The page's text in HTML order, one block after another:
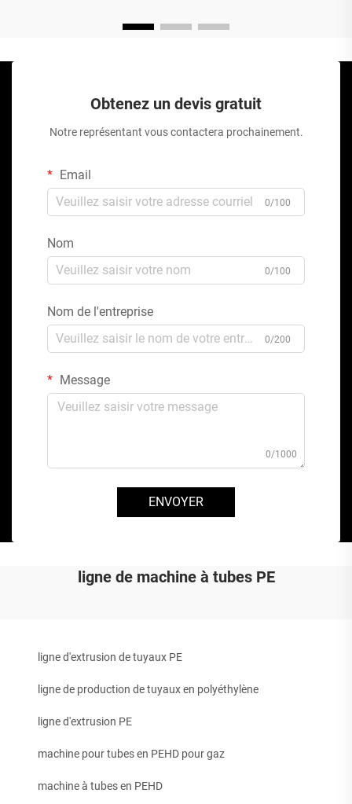
Obtenez un devis gratuit
Notre représentant vous contactera prochainement.
Email
0/100
Nom
0/100
Nom de l'entreprise
0/200
Message
0/1000
ENVOYER
ligne de machine à tubes PE
ligne d'extrusion de tuyaux PE
ligne de production de tuyaux en polyéthylène
ligne d'extrusion PE
machine pour tubes en PEHD pour gaz
machine à tubes en PEHD